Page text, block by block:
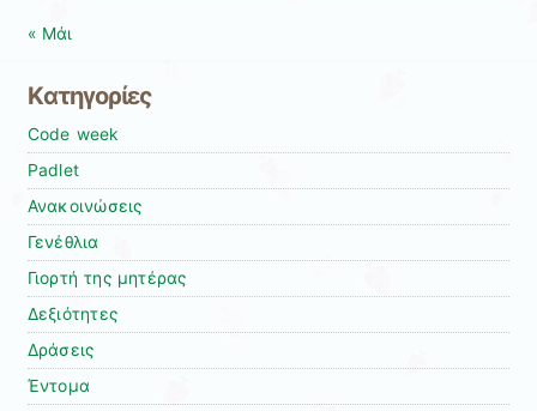
« Μάι
Kατηγορίες
Code week
Padlet
Ανακοινώσεις
Γενέθλια
Γιορτή της μητέρας
Δεξιότητες
Δράσεις
Έντομα